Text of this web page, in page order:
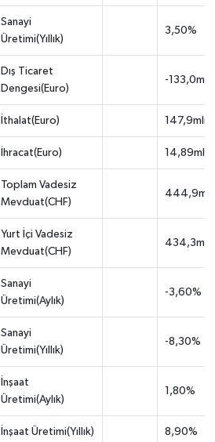
Sanayi
Üretimi(Yıllık)
3,50%
Dış Ticaret
Dengesi(Euro)
-133,0mln
İthalat(Euro) 147,9mln
İhracat(Euro) 14,89mln
Toplam Vadesiz
Mevduat(CHF)
444,9mlr
Yurt İçi Vadesiz
Mevduat(CHF)
434,3mlr
Sanayi
Üretimi(Aylık)
-3,60%
Sanayi
Üretimi(Yıllık)
-8,30%
İnşaat
Üretimi(Aylık)
1,80%
İnşaat Üretimi(Yıllık) 8,90%